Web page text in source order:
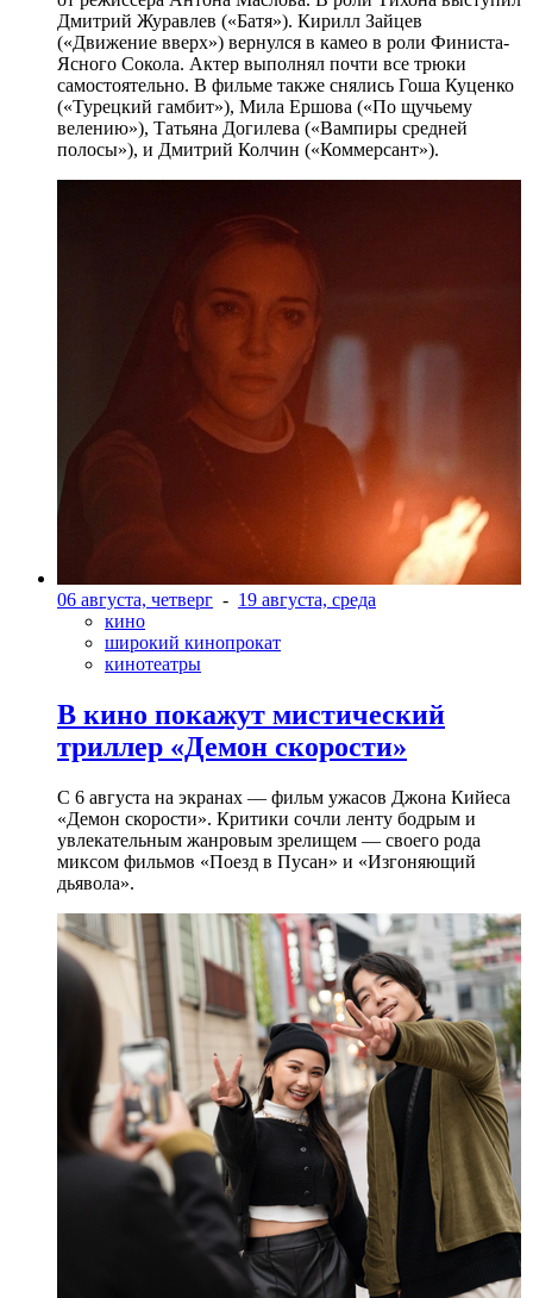
Дмитрий Журавлев («Батя»). Кирилл Зайцев
(«Движение вверх») вернулся в камео в роли Финиста-
Ясного Сокола. Актер выполнял почти все трюки
самостоятельно. В фильме также снялись Гоша Куценко
(«Турецкий гамбит»), Мила Ершова («По щучьему
велению»), Татьяна Догилева («Вампиры средней
полосы»), и Дмитрий Колчин («Коммерсант»).
06 августа, четверг - 19 августа, среда
кино
широкий кинопрокат
кинотеатры
В кино покажут мистический
триллер «Демон скорости»
С 6 августа на экранах — фильм ужасов Джона Кийеса
«Демон скорости». Критики сочли ленту бодрым и
увлекательным жанровым зрелищeм — своего рода
миксом фильмов «Поезд в Пусан» и «Изгоняющий
дьявола».